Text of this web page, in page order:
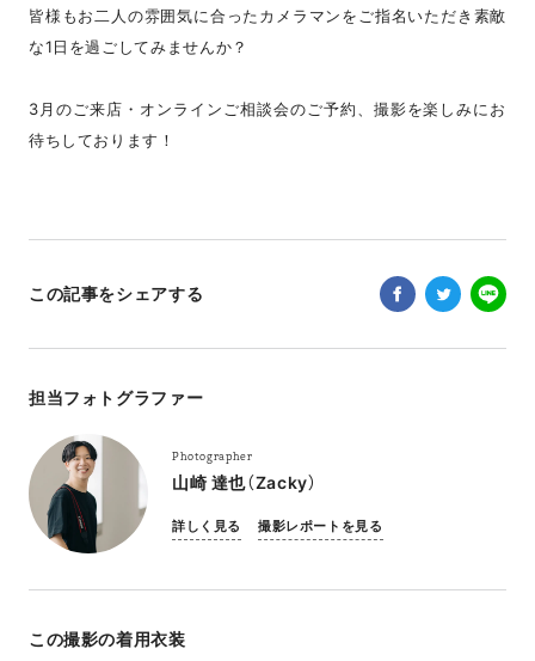
皆様もお二人の雰囲気に合ったカメラマンをご指名いただき素敵
な1日を過ごしてみませんか？
3月のご来店・オンラインご相談会のご予約、撮影を楽しみにお
待ちしております！
この記事をシェアする
担当フォトグラファー
Photographer
山崎 達也（Zacky）
詳しく見る 撮影レポートを見る
この撮影の着用衣装